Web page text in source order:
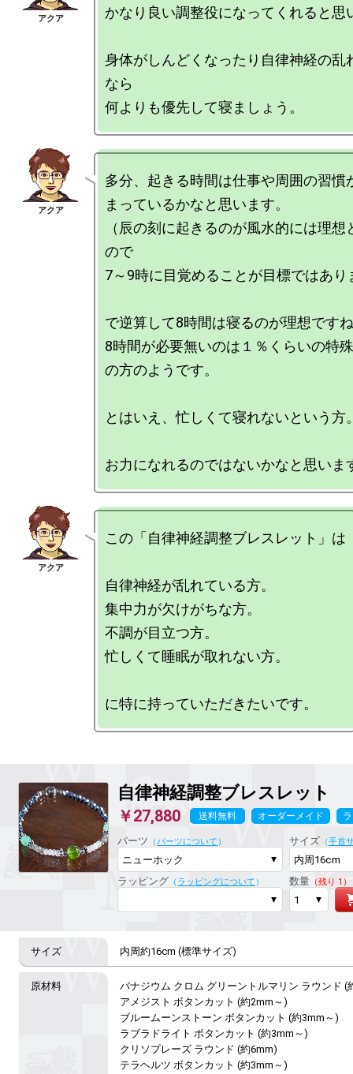
かなり良い調整役になってくれると思
身体がしんどくなったり自律神経の乱
なら
多分、起きる時間は仕事や周囲の習慣
まっているかなと思います。
（辰の刻に起きるのが風水的には理想
ので
7～9時に目覚めることが目標ではあり
で逆算して8時間は寝るのが理想です
8時間が必要無いのは１％くらいの特
の方のようです。
とはいえ、忙しくて寝れないという方
この「自律神経調整ブレスレット」は
自律神経が乱れている方。
集中力が欠けがちな方。
不調が目立つ方。
忙しくて睡眠が取れない方。
自律神経調整ブレスレット
￥27,880 送料無料 オーダーメイド
パーツ （パーツについて ） サイズ （手首
ラッピング （ ラッピングについて ） 数量（残り 1）
内周約16cm (標準サイズ)
バナジウム クロム グリーントルマリン ラウンド (
アメジスト ボタンカット (約2mm～)
ブルームーンストーン ボタンカット (約3mm～)
ラブラドライト ボタンカット (約3mm～)
クリソプレーズ ラウンド (約6mm)
テラヘルツ ボタンカット (約3mm～)